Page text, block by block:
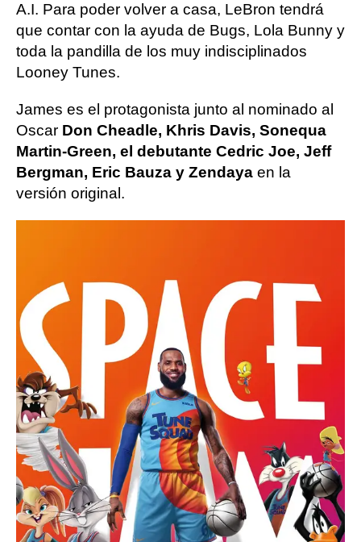
A.I. Para poder volver a casa, LeBron tendrá
que contar con la ayuda de Bugs, Lola Bunny y
toda la pandilla de los muy indisciplinados
Looney Tunes.
James es el protagonista junto al nominado al
Oscar Don Cheadle, Khris Davis, Sonequa
Martin-Green, el debutante Cedric Joe, Jeff
Bergman, Eric Bauza y Zendaya en la
versión original.